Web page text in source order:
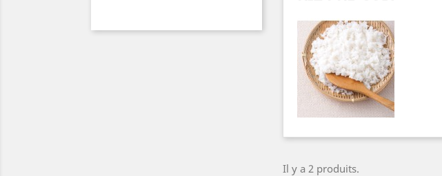
Il y a 2 produits.